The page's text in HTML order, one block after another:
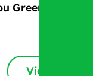
GreenBox
Více